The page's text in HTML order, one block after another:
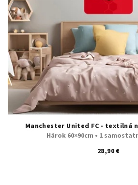
Manchester United FC - textilná
Hárok 60×90cm • 1
28,90 €